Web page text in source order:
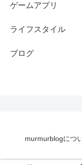
ゲームアプリ
ライフスタイル
ブログ
murmurblogにつ